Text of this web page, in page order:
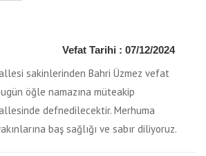
Vefat Tarihi : 07/12/2024
sakinlerinden Bahri Üzmez vefat
öğle namazına müteakip
defnedilecektir. Merhuma
baş sağlığı ve sabır diliyoruz.